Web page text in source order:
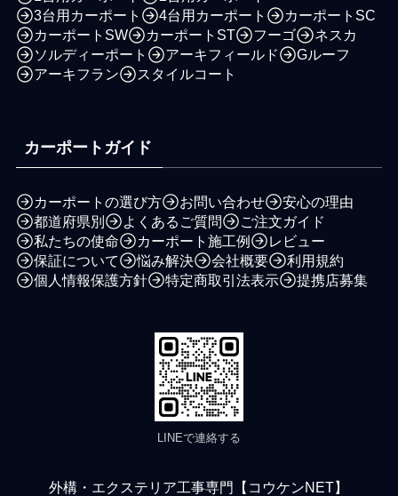
3台用カーポート
4台用カーポート
カーポートSC
カーポートSW
カーポートST フーゴ
ネスカ
ソルディーポート
アーキフィールド
Gルーフ
アーキフラン
スタイルコート
カーポートガイド
カーポートの選び方 お問い合わせ
安心の理由
都道府県別
よくあるご質問
ご注文ガイド
私たちの使命
カーポート施工例
レビュー
保証について
悩み解決 会社概要
利用規約
個人情報保護方針
特定商取引法表示 提携店募集
LINEで連絡する
外構・エクステリア工事専門【コウケンNET】